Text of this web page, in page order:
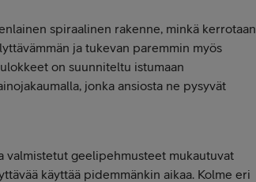
spiraalinen rakenne, minkä kerrotaan
ja tukevan paremmin myös
on suunniteltu istumaan
jonka ansiosta ne pysyvät
valmistetut geelipehmusteet mukautuvat
käyttää pidemmänkin aikaa. Kolme eri